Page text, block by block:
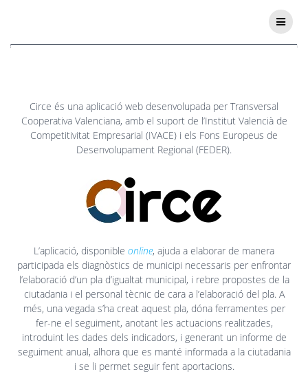
Circe és una aplicació web desenvolupada per Transversal
Cooperativa Valenciana, amb el suport de l’Institut Valencià de
Competitivitat Empresarial (IVACE) i els Fons Europeus de
Desenvolupament Regional (FEDER).
L’aplicació, disponible online, ajuda a elaborar de manera
participada els diagnòstics de municipi necessaris per enfrontar
l’elaboració d’un pla d’igualtat municipal, i rebre propostes de la
ciutadania i el personal tècnic de cara a l’elaboració del pla. A
més, una vegada s’ha creat aquest pla, dóna ferramentes per
fer-ne el seguiment, anotant les actuacions realitzades,
introduint les dades dels indicadors, i generant un informe de
seguiment anual, alhora que es manté informada a la ciutadania
i se li permet seguir fent aportacions.